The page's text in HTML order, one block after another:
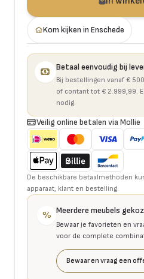
Kom kijken in Enschede
Betaal eenvoudig bij
Bij bestellingen vanaf €
of contant tot € 2.999,99.
nodig.
Veilig online betalen via Mollie
De beschikbare betaalmethoden
apparaat, klant en bestelling.
% Meerdere meubels
Bewaar je favorieten en
voor de complete
Bewaar en vraag een